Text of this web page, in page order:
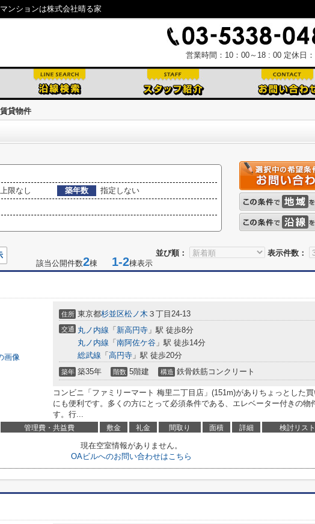
ンションは株式会社晴る家
営業時間：10：00～18 : 00 定休日
貸物件
限なし 築年数
指定しない
並び順： 表示件数：
該当公開件数2棟 1-2棟表示
住所 東京都杉並区松ノ木 ３丁目24-13
交通 丸ノ内線 「 新高円寺 」駅 徒歩8分
丸ノ内線 「 南阿佐ケ谷 」駅 徒歩14分
総武線 「 高円寺 」駅 徒歩20分
築年 築35年 階数 5階建 構造 鉄骨鉄筋コンクリート
コンビニ「ファミリーマート 梅里二丁目店」(151m)がありちょっとした買
にも便利です。多くの方にとって必須条件である、エレベーター付きの物
す。行...
管理費・共益費 敷金 礼金 間取り 面積 詳細 検討リスト
現在空室情報がありません。
OAビルへのお問い合わせはこちら